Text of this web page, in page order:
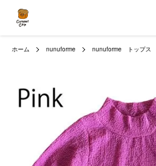
ホーム nunuforme nunuforme トップス